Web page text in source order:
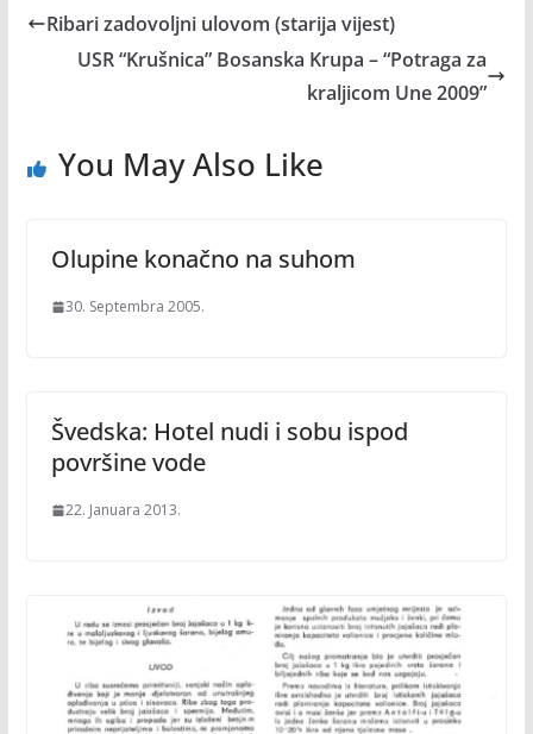
Ribari zadovoljni ulovom (starija vijest)
USR “Krušnica” Bosanska Krupa – “Potraga za
kraljicom Une 2009”
You May Also Like
Olupine konačno na suhom
30. Septembra 2005.
Švedska: Hotel nudi i sobu ispod
površine vode
22. Januara 2013.